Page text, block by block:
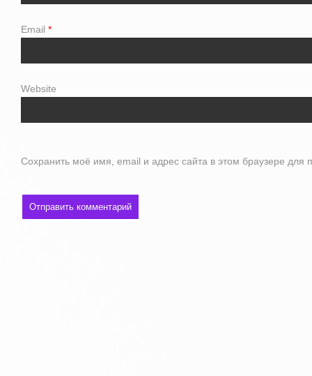
Email *
Website
Сохранить моё имя, email и адрес сайта в этом браузере